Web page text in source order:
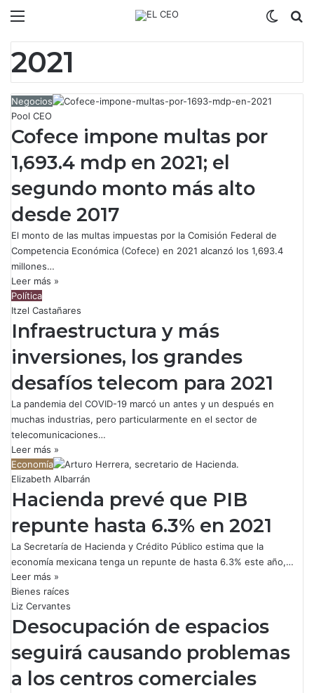
2021
Negocios
Pool CEO
Cofece impone multas por
1,693.4 mdp en 2021; el
segundo monto más alto
desde 2017
El monto de las multas impuestas por la Comisión Federal de
Competencia Económica (Cofece) en 2021 alcanzó los 1,693.4
millones…
Leer más »
Política
Itzel Castañares
Infraestructura y más
inversiones, los grandes
desafíos telecom para 2021
La pandemia del COVID-19 marcó un antes y un después en
muchas industrias, pero particularmente en el sector de
telecomunicaciones…
Leer más »
Economía
Elizabeth Albarrán
Hacienda prevé que PIB
repunte hasta 6.3% en 2021
La Secretaría de Hacienda y Crédito Público estima que la
economía mexicana tenga un repunte de hasta 6.3% este año,…
Leer más »
Bienes raíces
Liz Cervantes
Desocupación de espacios
seguirá causando problemas
a los centros comerciales